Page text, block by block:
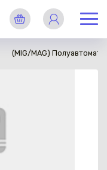
(MIG/MAG)